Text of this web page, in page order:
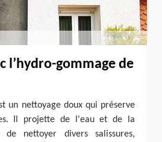
l’hydro-gommage de
un nettoyage doux qui préserve
Il projette de l'eau et de la
nettoyer divers salissures,